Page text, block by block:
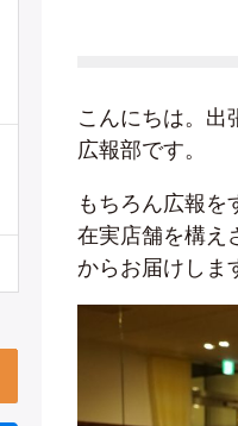
こんにちは。出
広報部です。
もちろん広報を
在実店舗を構え
からお届けしま